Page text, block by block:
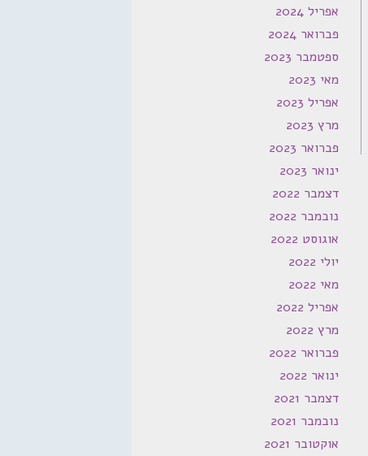
אפריל 2024
פברואר 2024
ספטמבר 2023
מאי 2023
אפריל 2023
מרץ 2023
פברואר 2023
ינואר 2023
דצמבר 2022
נובמבר 2022
אוגוסט 2022
יולי 2022
מאי 2022
אפריל 2022
מרץ 2022
פברואר 2022
ינואר 2022
דצמבר 2021
נובמבר 2021
אוקטובר 2021